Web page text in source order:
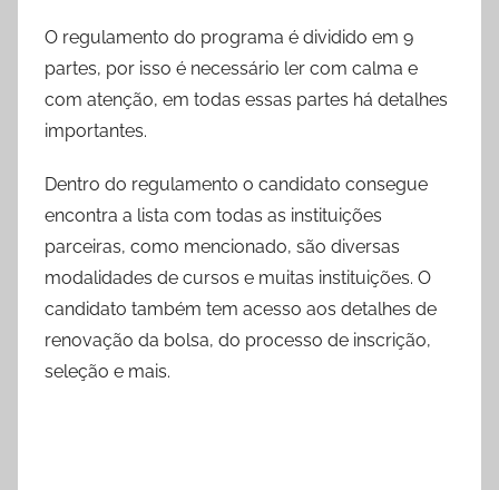
O regulamento do programa é dividido em 9
partes, por isso é necessário ler com calma e
com atenção, em todas essas partes há detalhes
importantes.
Dentro do regulamento o candidato consegue
encontra a lista com todas as instituições
parceiras, como mencionado, são diversas
modalidades de cursos e muitas instituições. O
candidato também tem acesso aos detalhes de
renovação da bolsa, do processo de inscrição,
seleção e mais.